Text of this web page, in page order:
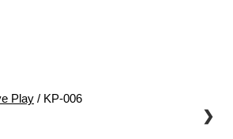
Play / KP-006
❯